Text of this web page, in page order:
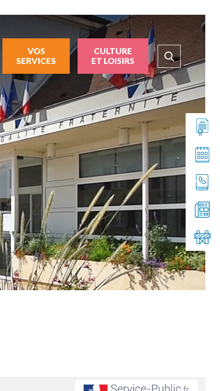
VOS
SERVICES
CULTURE
ET LOISIRS